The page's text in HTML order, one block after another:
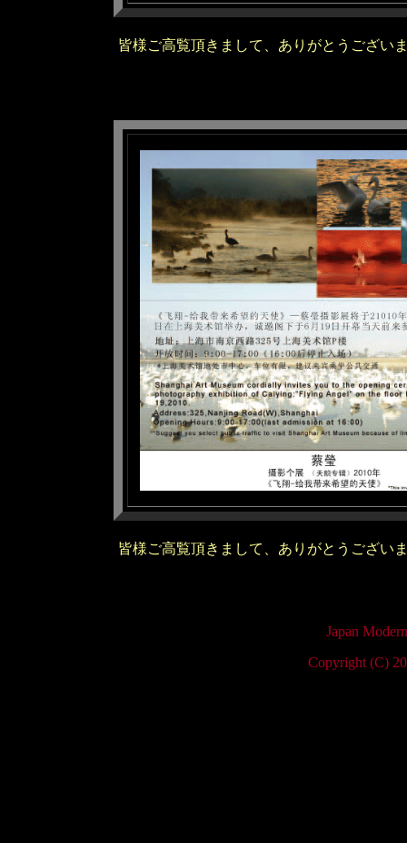
皆様ご高覧頂きまして、ありがとうござ
皆様ご高覧頂きまして、ありがとうござ
Japan
Copyright (C)